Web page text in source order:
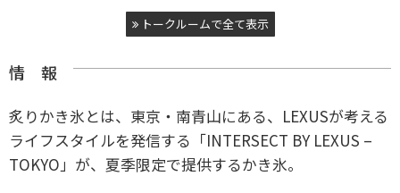
トークルームで全て表示
情 報
炙りかき氷とは、東京・南青山にある、LEXUSが考える
ライフスタイルを発信する「INTERSECT BY LEXUS –
TOKYO」が、夏季限定で提供するかき氷。